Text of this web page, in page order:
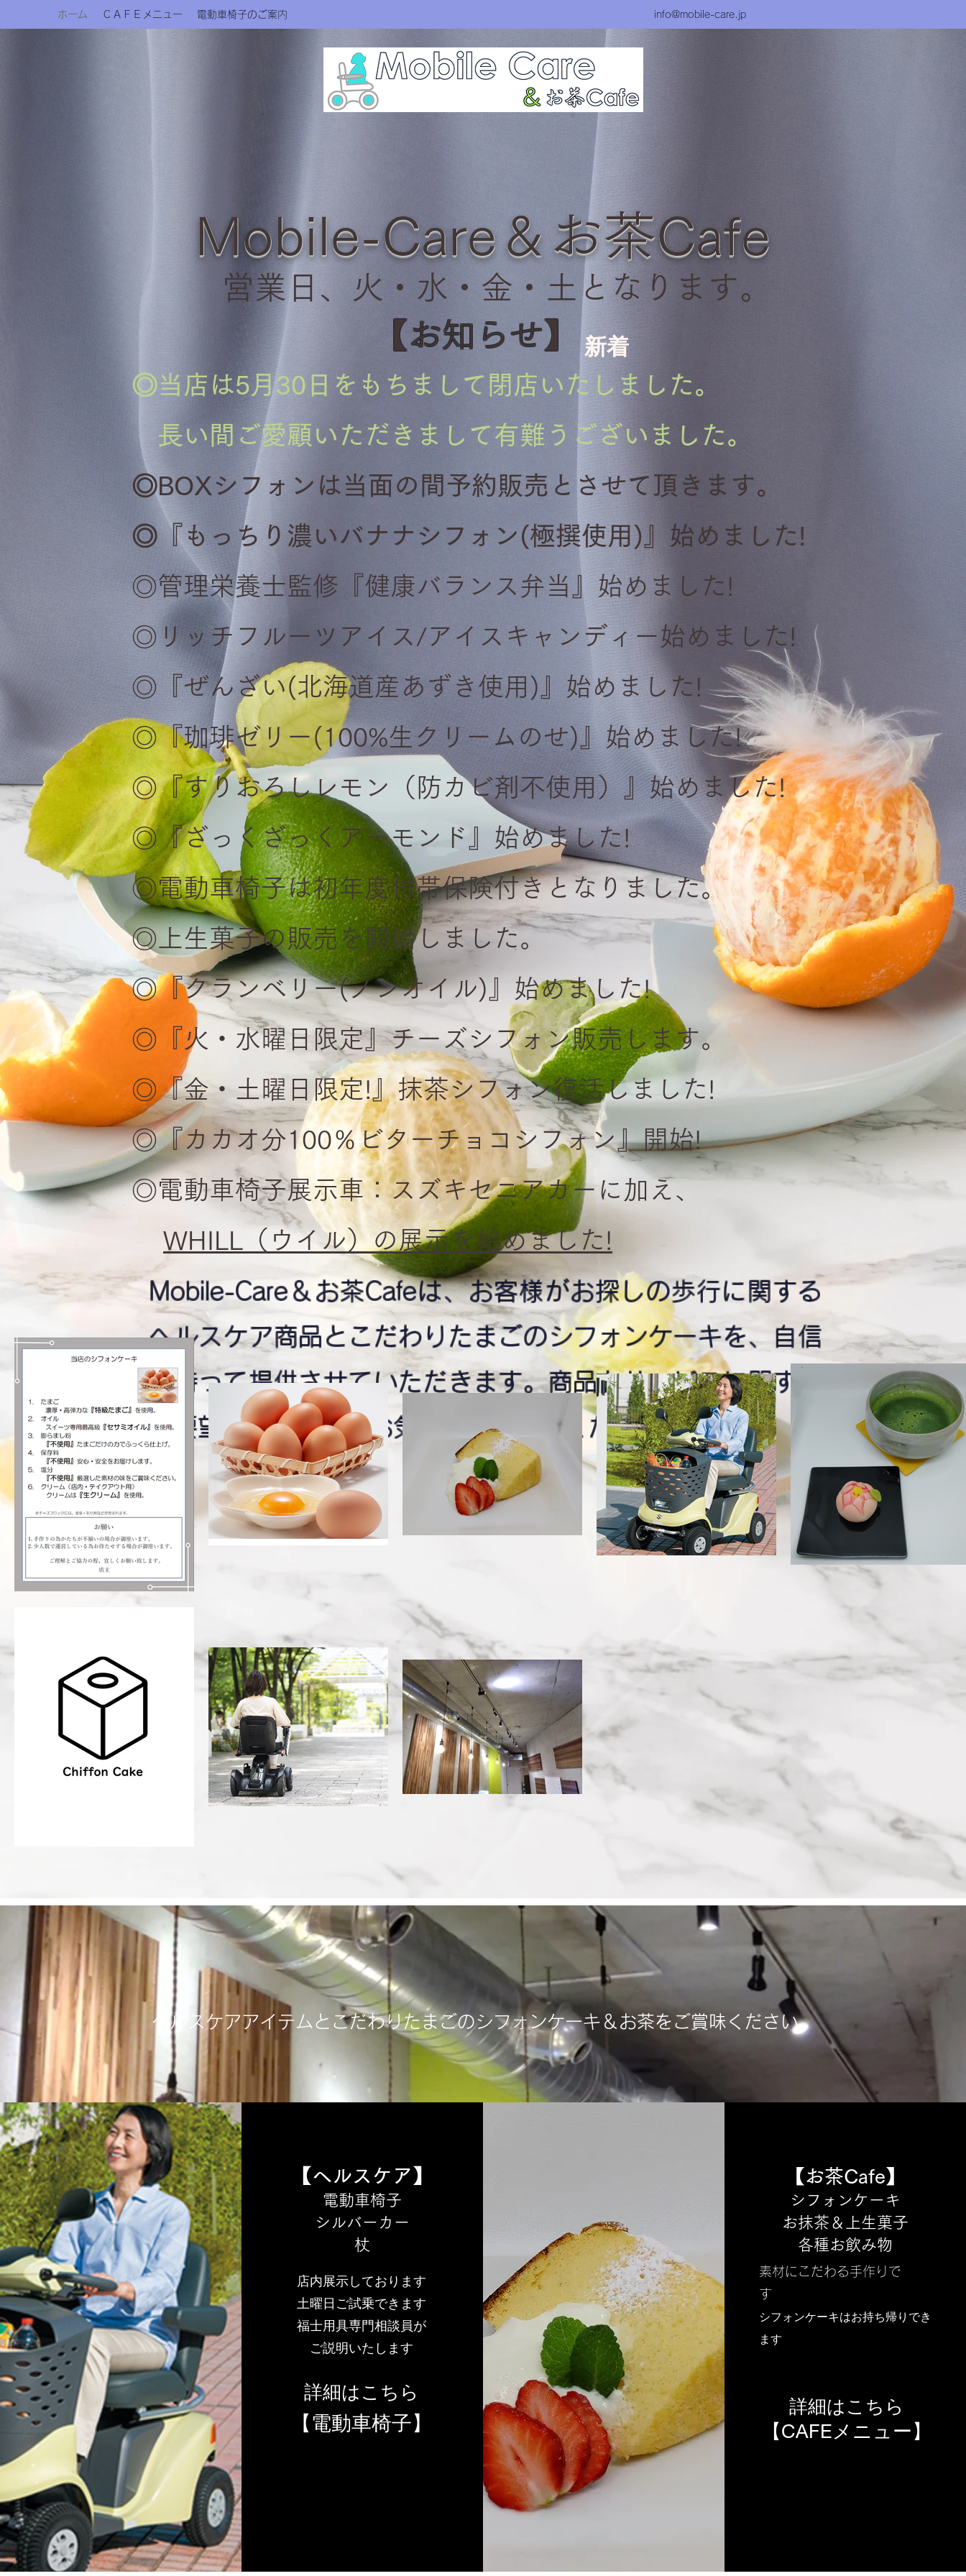
ホーム ＣＡＦＥメニュー 電動車椅子のご案内 info@mobile-care.jp
Mobile-Care＆お茶Cafe
営業日、火・水・金・土となります。
【お知らせ】
◎当店は5月30日をもちまして閉店いたしました。
​ 長い間ご愛顧いただきまして有難うございました。
◎BOXシフォンは当面の間予約販売とさせて頂きます。
◎『 もっちり濃いバナナ シフォン(極撰使用 )』始めました!
◎管理栄養士監修『健康バランス弁当』始めました!
◎リッチフルーツアイス/アイスキャンディー始めました!
◎『ぜんざい(北海道産あずき使用)』始めました!
◎『珈琲ゼリー(100%生クリームのせ)』始めました!
◎『すりおろしレモン（防カビ剤不使用）』始めました!
◎『ざっくざっくアーモンド』始めました!
◎電動車椅子は初年度付帯保険付きとなりました。
◎上生菓子の販売を開始しました。
◎『クランベリー(ノンオイル)』始めました!
◎『火・水曜日限定』チーズシフォン販売します。
◎『金・土曜日限定!』抹茶シフォン復活しました!
◎『カカオ分100％ビターチョコシフォン』開始!
◎電動車椅子展示車：スズキセニアカーに加え、
WHILL
（ウイル）の展示を始めました!
​新着
​新着
Mobile-Care＆お茶Cafeは、お客様がお探しの歩行に関する
ヘルスケア商品とこだわりたまごのシフォンケーキを、自信
を持って提供させていただきます。商品とサービスに関する
ご要望やご質問などお気軽にお声がけください。
ヘルスケアアイテムとこだわりたまごのシフォンケーキ＆お茶をご賞味ください。
【ヘルスケア】
電動車椅子
​シルバーカー
​杖
店内展示しております
​土曜日ご試乗できます
​福士用具専門相談員が
ご説明いたします
詳細はこちら
【電動車椅子】
【お茶Cafe】
シフォンケーキ
​お抹茶＆上生菓子
​各種お飲み物
素材にこだわる手作りで
す
シフォンケーキはお持ち帰りでき
ます
詳細はこちら
【CAFEメニュー】